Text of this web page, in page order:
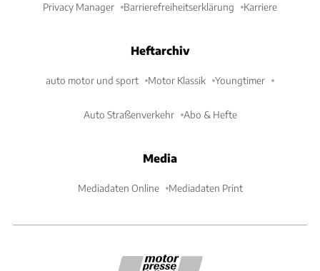
Privacy Manager Barrierefreiheitserklärung Karriere
Heftarchiv
auto motor und sport Motor Klassik Youngtimer
Auto Straßenverkehr Abo & Hefte
Media
Mediadaten Online Mediadaten Print